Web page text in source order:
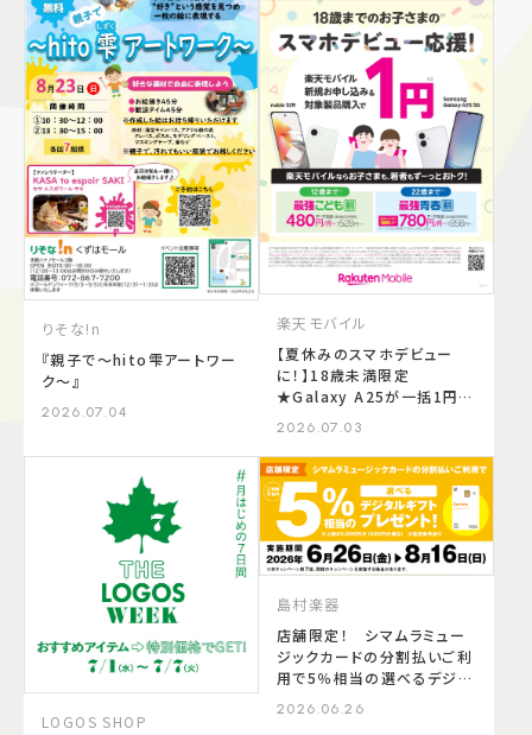
施設案内
アクセス＆駐車場
よくあるご質問
スタッフ募集
サイトマップ
プライバシーポリシー
Follow US
りそな!n
『親子で～hito雫アートワー
ク～』
2026.07.04
楽天モバイル
【夏休みのスマホデビュー
に！】18歳未満限定
★Galaxy A25が一括1円キ
2026.07.03
LOGOS SHOP
島村楽器
店舗限定！ シマムラミュー
ジックカードの分割払いご利
用で5％相当の選べるデジタ
2026.06.26